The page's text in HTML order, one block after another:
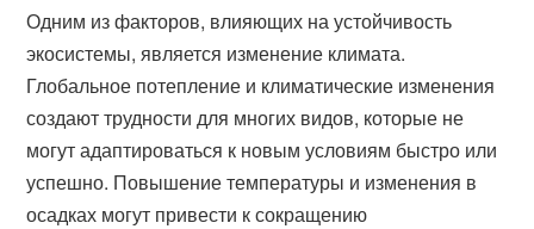
Одним из факторов, влияющих на устойчивость
экосистемы, является изменение климата.
Глобальное потепление и климатические изменения
создают трудности для многих видов, которые не
могут адаптироваться к новым условиям быстро или
успешно. Повышение температуры и изменения в
осадках могут привести к сокращению